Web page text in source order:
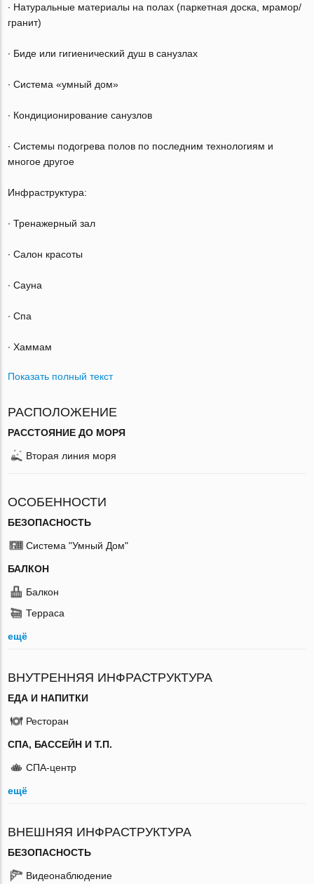
∙ Натуральные материалы на полах (паркетная доска, мрамор/
гранит)
∙ Биде или гигиенический душ в санузлах
∙ Система «умный дом»
∙ Кондиционирование санузлов
∙ Системы подогрева полов по последним технологиям и
многое другое
Инфраструктура:
∙ Тренажерный зал
∙ Салон красоты
∙ Сауна
∙ Спа
∙ Хаммам
Показать полный текст
РАСПОЛОЖЕНИЕ
РАССТОЯНИЕ ДО МОРЯ
Вторая линия моря
ОСОБЕННОСТИ
БЕЗОПАСНОСТЬ
Система "Умный Дом"
БАЛКОН
Балкон
Терраса
ещё
ВНУТРЕННЯЯ ИНФРАСТРУКТУРА
ЕДА И НАПИТКИ
Ресторан
СПА, БАССЕЙН И Т.П.
СПА-центр
ещё
ВНЕШНЯЯ ИНФРАСТРУКТУРА
БЕЗОПАСНОСТЬ
Видеонаблюдение